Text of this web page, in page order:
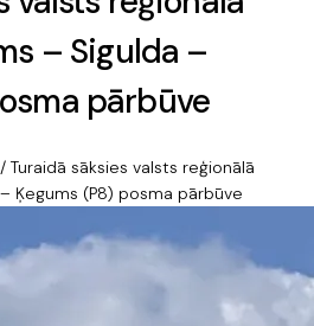
– Sigulda –
pārbūve
/ Turaidā sāksies valsts reģionālā
Ķegums (P8) posma pārbūve